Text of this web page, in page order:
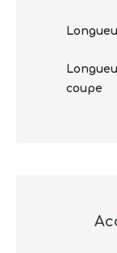
coupe